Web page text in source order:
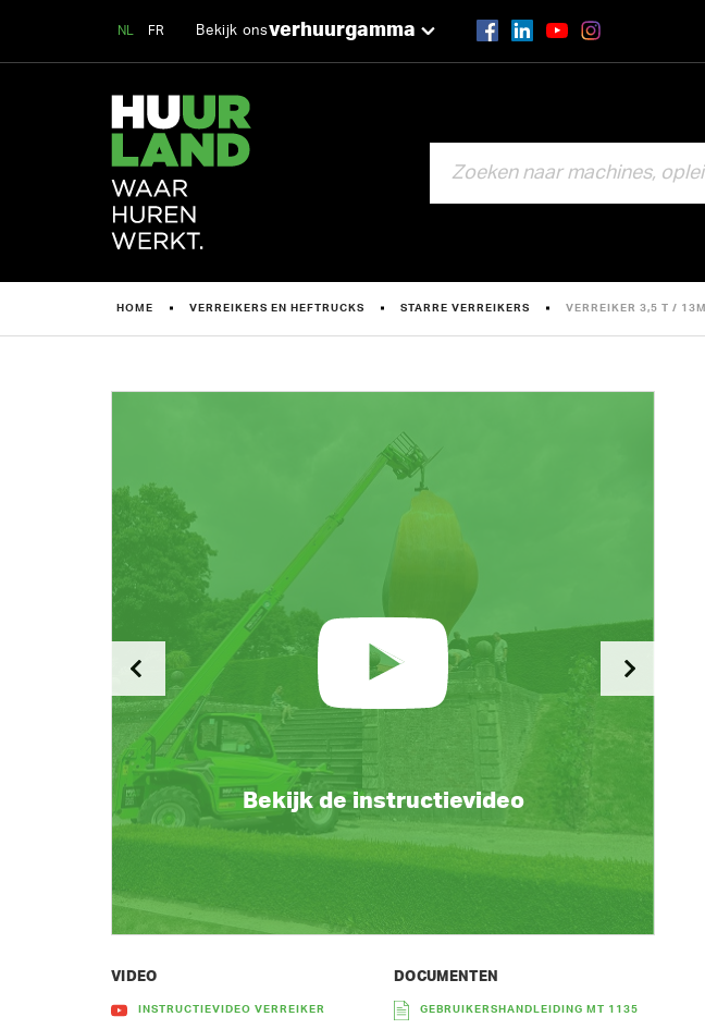
NL FR Bekijk onsverhuurgamma
HOME VERREIKERS EN HEFTRUCKS STARRE VERREIKERS VERREIKER 3,5 T / 13M
Bekijk de instructievideo
VIDEO
INSTRUCTIEVIDEO VERREIKER
DOCUMENTEN
GEBRUIKERSHANDLEIDING MT 1135